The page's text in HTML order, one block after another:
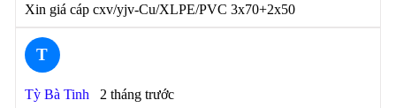
Xin giá cáp cxv/yjv-Cu/XLPE/PVC 3x70+2x50
T
Tỳ Bà Tinh 2 tháng trước